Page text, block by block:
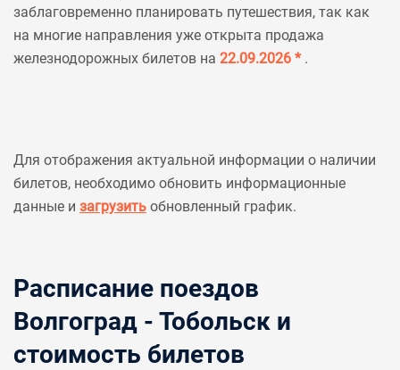
заблаговременно планировать путешествия, так как
на многие направления уже открыта продажа
железнодорожных билетов на 22.09.2026 * .
Для отображения актуальной информации о наличии
билетов, необходимо обновить информационные
данные и загрузить обновленный график.
Расписание поездов
Волгоград - Тобольск и
стоимость билетов